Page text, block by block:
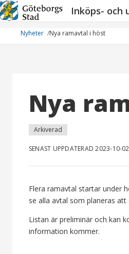
Hoppa
till
innehåll
Inköps- och
Nyheter Nya ramavtal i höst
Nya
Arkiverad
SENAST UPPDATERAD 2023-10-02
Flera ramavtal startar under
se alla avtal som planeras
Listan är preliminär och kan
information kommer.